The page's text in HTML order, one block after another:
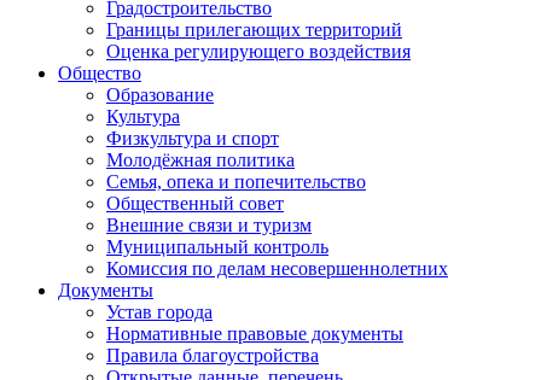
Градостроительство
Границы прилегающих территорий
Оценка регулирующего воздействия
Общество
Образование
Культура
Физкультура и спорт
Молодёжная политика
Семья, опека и попечительство
Общественный совет
Внешние связи и туризм
Муниципальный контроль
Комиссия по делам несовершеннолетних
Документы
Устав города
Нормативные правовые документы
Правила благоустройства